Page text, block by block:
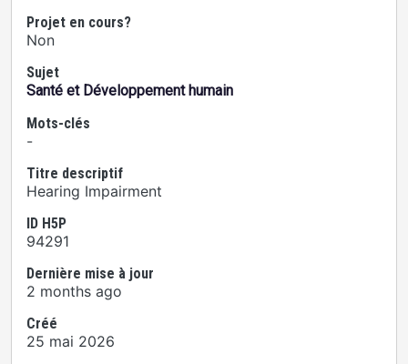
Projet en cours?
Non
Sujet
Santé et Développement humain
Mots-clés
-
Titre descriptif
Hearing Impairment
ID H5P
94291
Dernière mise à jour
2 months ago
Créé
25 mai 2026